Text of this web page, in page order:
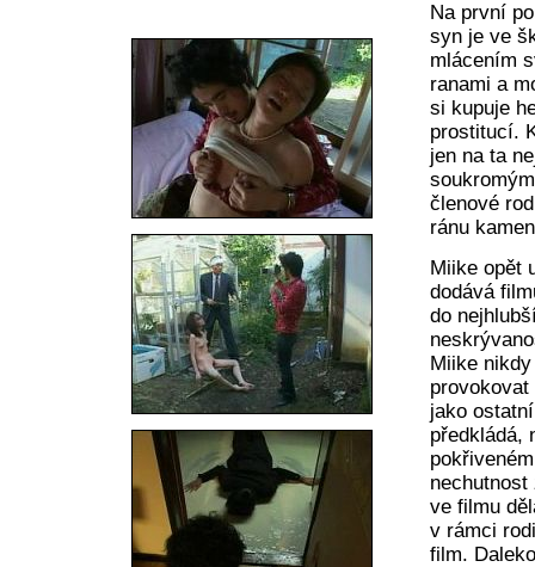
Na první
syn je ve
mlácením
ranami a
si kupuje
prostitucí.
jen na ta
členové
ránu
Miike opět
dodává
do
Miike
jako
předkládá,
ve filmu
v rámci
film.